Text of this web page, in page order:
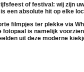
of festival: wij zijn
is een absolute hit op elke
filmpjes ter plekke via
fotopaal is namelijk
uit deze moderne